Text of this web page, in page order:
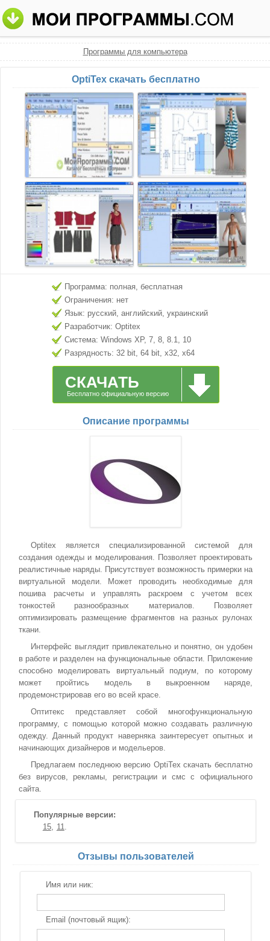
Программы для компьютера
OptiTex скачать бесплатно
Программа: полная, бесплатная
Ограничения: нет
Язык: русский, английский, украинский
Разработчик: Optitex
Система: Windows XP, 7, 8, 8.1, 10
Разрядность: 32 bit, 64 bit, x32, x64
СКАЧАТЬ
Бесплатно официальную версию
Описание программы
Optitex является специализированной системой для
создания одежды и моделирования. Позволяет проектировать
реалистичные наряды. Присутствует возможность примерки на
виртуальной модели. Может проводить необходимые для
пошива расчеты и управлять раскроем с учетом всех
тонкостей разнообразных материалов. Позволяет
оптимизировать размещение фрагментов на разных рулонах
ткани.
Интерфейс выглядит привлекательно и понятно, он удобен
в работе и разделен на функциональные области. Приложение
способно моделировать виртуальный подиум, по которому
может пройтись модель в выкроенном наряде,
продемонстрировав его во всей красе.
Оптитекс представляет собой многофункциональную
программу, с помощью которой можно создавать различную
одежду. Данный продукт наверняка заинтересует опытных и
начинающих дизайнеров и модельеров.
Предлагаем последнюю версию OptiTex скачать бесплатно
без вирусов, рекламы, регистрации и смс с официального
сайта.
Популярные версии:
15
11
Отзывы пользователей
Имя или ник:
Email (почтовый ящик):